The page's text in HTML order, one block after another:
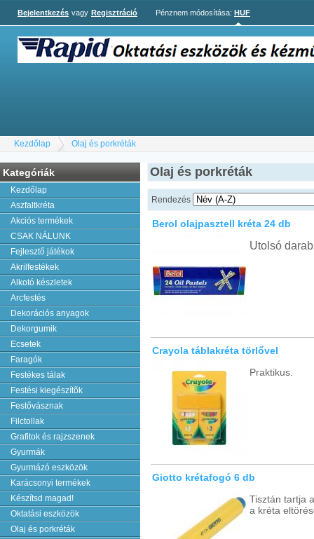
Bejelentkezés vagy Regisztráció Pénznem módosítása: HUF
Kezdőlap Olaj és porkréták
Kategóriák
Kezdőlap
Aszfaltkréta
Akciós termékek
CSAK NÁLUNK
Fejlesztő játékok
Akrilfestékek
Alkotó készletek
Arcfestés
Dekorációs anyagok
Dekorgumik
Ecsetek
Faragók
Festékes tálak
Festési kiegészítõk
Festővásznak
Filctollak
Grafitok és rajzszenek
Gyurmák
Gyurmázó eszközök
Karácsonyi termékek
Készítsd magad!
Oktatási eszközök
Olaj és porkréták
Olaj és porkréták
Rendezés
Berol olajpasztell kréta 24 db
Utolsó
Crayola táblakréta törlővel
Praktikus.
Giotto krétafogó 6 db
Tisztán tartja
a kréta